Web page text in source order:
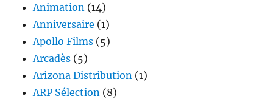
Animation (14)
Anniversaire (1)
Apollo Films (5)
Arcadès (5)
Arizona Distribution (1)
ARP Sélection (8)